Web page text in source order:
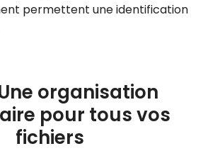
permettent une identification
organisation
pour tous vos
fichiers